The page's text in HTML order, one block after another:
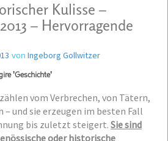
Kulisse –
– Hervorragende
von Ingeborg Gollwitzer
'Geschichte'
vom Verbrechen, von Tätern,
und sie erzeugen im besten Fall
bis zuletzt steigert. Sie sind
oder his­torische